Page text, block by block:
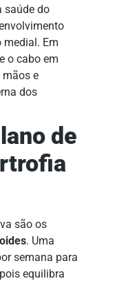
saúde do
medial. Em
o cabo em
e
dos
de
são os
. Uma
semana para
equilibra